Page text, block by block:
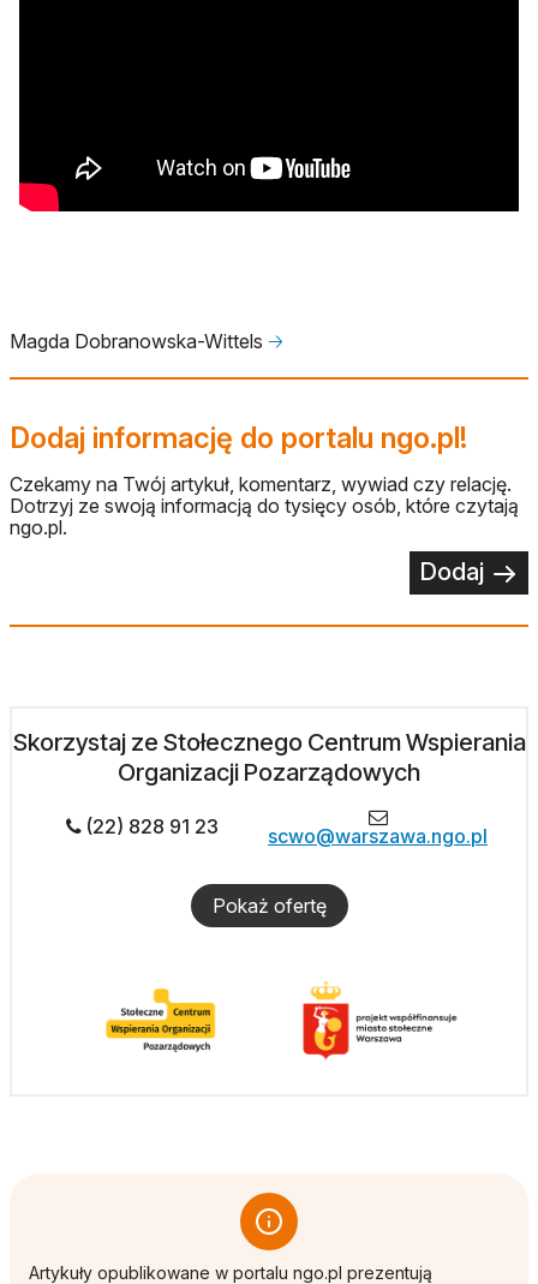
Magda Dobranowska-Wittels 🡢
Dodaj informację do portalu ngo.pl!
Czekamy na Twój artykuł, komentarz, wywiad czy relację.
Dotrzyj ze swoją informacją do tysięcy osób, które czytają
ngo.pl.
Dodaj
Skorzystaj ze Stołecznego Centrum Wspierania
Organizacji Pozarządowych
(22) 828 91 23 scwo@warszawa.ngo.pl
Pokaż ofertę
Artykuły opublikowane w portalu ngo.pl prezentują